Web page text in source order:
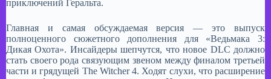
приключений Геральта.
Главная и самая обсуждаемая версия — это выпуск
полноценного сюжетного дополнения для «Ведьмака 3:
Дикая Охота». Инсайдеры шепчутся, что новое DLC должно
стать своего рода связующим звеном между финалом третьей
части и грядущей The Witcher 4. Ходят слухи, что расширение